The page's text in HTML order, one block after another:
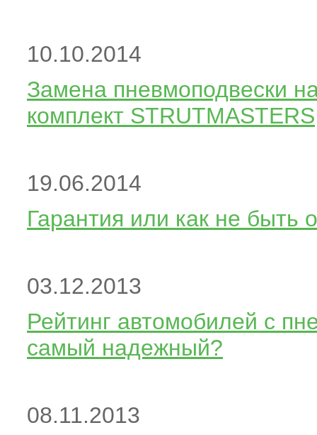
10.10.2014
Замена пневмоподвески
комплект STRUTMASTERS
19.06.2014
Гарантия или как не быть
03.12.2013
Рейтинг автомобилей с
самый надежный?
08.11.2013